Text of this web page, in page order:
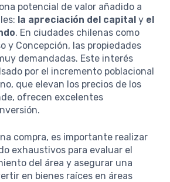
potencial de valor añadido a
la apreciación del capital y el
. En ciudades chilenas como
y Concepción, las propiedades
demandadas. Este interés
por el incremento poblacional
que elevan los precios de los
ofrecen excelentes
compra, es importante realizar
exhaustivos para evaluar el
del área y asegurar una
en bienes raíces en áreas